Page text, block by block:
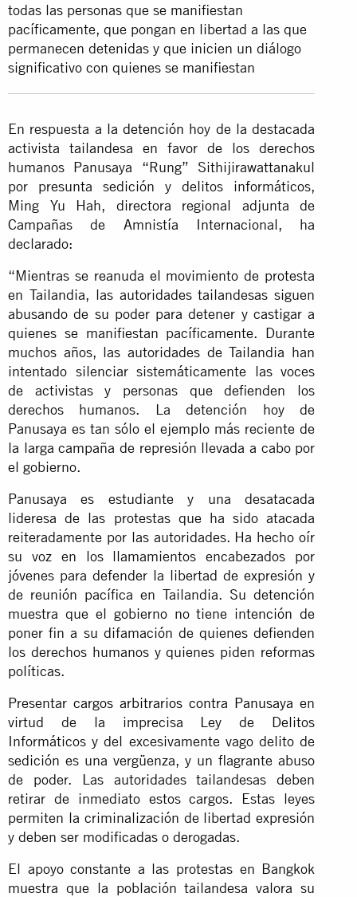
todas las personas que se manifiestan
pacíficamente, que pongan en libertad a las que
permanecen detenidas y que inicien un diálogo
significativo con quienes se manifiestan
En respuesta a la detención hoy de la destacada
activista tailandesa en favor de los derechos
humanos Panusaya “Rung” Sithijirawattanakul
por presunta sedición y delitos informáticos,
Ming Yu Hah, directora regional adjunta de
Campañas de Amnistía Internacional, ha
declarado:
“Mientras se reanuda el movimiento de protesta
en Tailandia, las autoridades tailandesas siguen
abusando de su poder para detener y castigar a
quienes se manifiestan pacíficamente. Durante
muchos años, las autoridades de Tailandia han
intentado silenciar sistemáticamente las voces
de activistas y personas que defienden los
derechos humanos. La detención hoy de
Panusaya es tan sólo el ejemplo más reciente de
la larga campaña de represión llevada a cabo por
el gobierno.
Panusaya es estudiante y una desatacada
lideresa de las protestas que ha sido atacada
reiteradamente por las autoridades. Ha hecho oír
su voz en los llamamientos encabezados por
jóvenes para defender la libertad de expresión y
de reunión pacífica en Tailandia. Su detención
muestra que el gobierno no tiene intención de
poner fin a su difamación de quienes defienden
los derechos humanos y quienes piden reformas
políticas.
Presentarcargos arbitrarios contra Panusaya en
virtud de la imprecisa Ley de Delitos
Informáticos y del excesivamente vago delito de
sedición es una vergüenza, y un flagrante abuso
de poder. Las autoridades tailandesas deben
retirar de inmediato estos cargos. Estas leyes
permiten la criminalización de libertad expresión
y deben ser modificadas o derogadas.
El apoyo constante a las protestas en Bangkok
muestra que la población tailandesa valora su